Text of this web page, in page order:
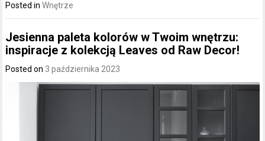
Posted inWnętrze
Jesienna paleta kolorów w Twoim wnętrzu:
inspiracje z kolekcją Leaves od Raw Decor!
Posted on 3 października 2023